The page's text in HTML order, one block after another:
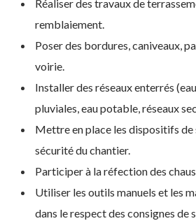
Réaliser des travaux de
remblaiement.
Poser des bordures, caniveaux,
voirie.
Installer des réseaux enterrés
pluviales, eau potable, réseaux
Mettre en place les dispositifs
sécurité du chantier.
Participer à la réfection des
Utiliser les outils manuels et les
dans le respect des consignes de